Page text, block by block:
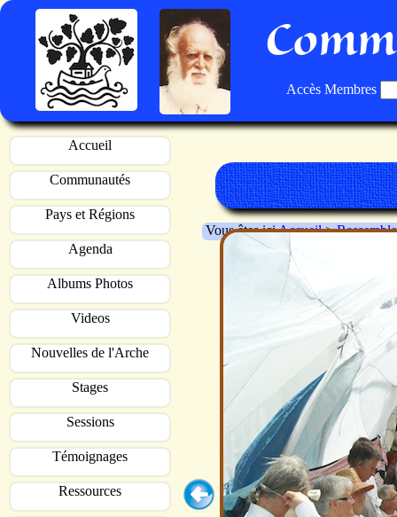
Accès Membres
Accueil
Communautés
Pays et Régions
Agenda
Albums Photos
Videos
Nouvelles de l'Arche
Stages
Sessions
Témoignages
Ressources
Vous êtes iciAccueil>